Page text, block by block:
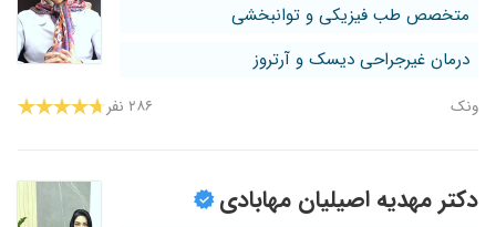
متخصص طب فیزیکی و توانبخشی
درمان غیرجراحی دیسک و آرتروز
ونک ۲۸۶ نفر
دکتر مهدیه اصیلیان مهابادی